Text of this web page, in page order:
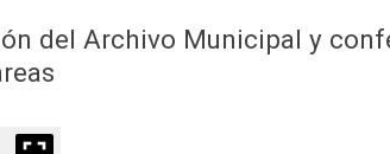
del Archivo Municipal y